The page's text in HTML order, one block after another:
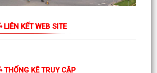
LIÊN KẾT WEB SITE
THỐNG KÊ TRUY CẬP